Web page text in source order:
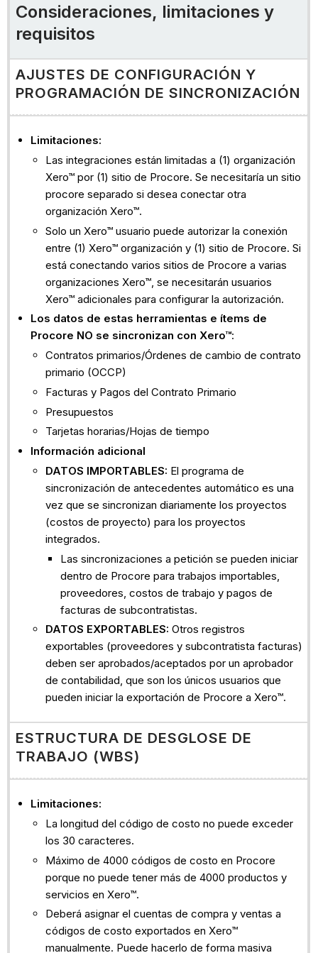
Consideraciones, limitaciones y
requisitos
AJUSTES DE CONFIGURACIÓN Y
PROGRAMACIÓN DE SINCRONIZACIÓN
Limitaciones:
Las integraciones están limitadas a (1) organización
Xero™ por (1) sitio de Procore. Se necesitaría un sitio
procore separado si desea conectar otra
organización Xero™.
Solo un Xero™ usuario puede autorizar la conexión
entre (1) Xero™ organización y (1) sitio de Procore. Si
está conectando varios sitios de Procore a varias
organizaciones Xero™, se necesitarán usuarios
Xero™ adicionales para configurar la autorización.
Los datos de estas herramientas e ítems de
Procore NO se sincronizan con Xero™:
Contratos primarios/Órdenes de cambio de contrato
primario (OCCP)
Facturas y Pagos del Contrato Primario
Presupuestos
Tarjetas horarias/Hojas de tiempo
Información adicional
DATOS IMPORTABLES: El programa de
sincronización de antecedentes automático es una
vez que se sincronizan diariamente los proyectos
(costos de proyecto) para los proyectos
integrados.
Las sincronizaciones a petición se pueden iniciar
dentro de Procore para trabajos importables,
proveedores, costos de trabajo y pagos de
facturas de subcontratistas.
DATOS EXPORTABLES: Otros registros
exportables (proveedores y subcontratista facturas)
deben ser aprobados/aceptados por un aprobador
de contabilidad, que son los únicos usuarios que
pueden iniciar la exportación de Procore a Xero™.
ESTRUCTURA DE DESGLOSE DE
TRABAJO (WBS)
Limitaciones:
La longitud del código de costo no puede exceder
los 30 caracteres.
Máximo de 4000 códigos de costo en Procore
porque no puede tener más de 4000 productos y
servicios en Xero™.
Deberá asignar el cuentas de compra y ventas a
códigos de costo exportados en Xero™
manualmente. Puede hacerlo de forma masiva